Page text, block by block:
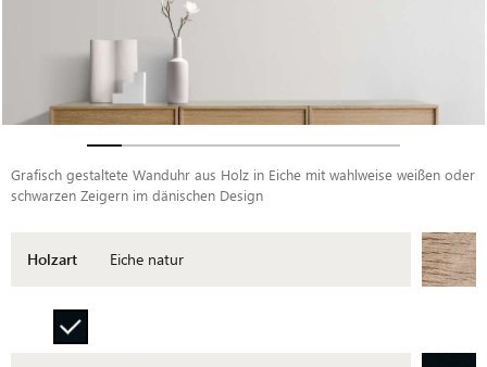
Grafisch gestaltete Wanduhr aus Holz in Eiche mit wahlweise weißen oder
schwarzen Zeigern im dänischen Design
Holzart Eiche natur